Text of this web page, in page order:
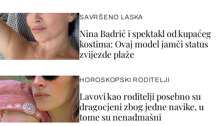
SAVRŠENO LASKA
Nina Badrić i spektakl od kupaćeg
kostima: Ovaj model jamči status
zvijezde plaže
HOROSKOPSKI RODITELJI
Lavovi kao roditelji posebno su
dragocjeni zbog jedne navike, u
tome su nenadmašni